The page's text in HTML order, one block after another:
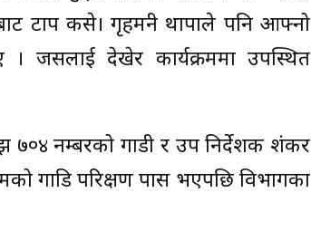
टाप कसे। गृहमन्त्री थापाले पनि आफ्नो
। जसलाई देखेर कार्यक्रममा उपस्थित
झ ७०४ नम्बरको गाडी र उप निर्देशक शंकर
गाडि परिक्षण पास भएपछि विभागका